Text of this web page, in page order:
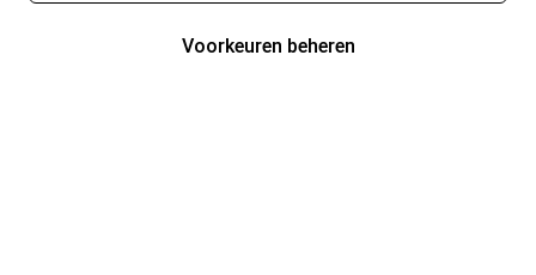
Voorkeuren beheren